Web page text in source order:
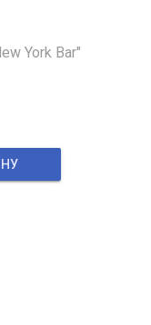
York Bar"